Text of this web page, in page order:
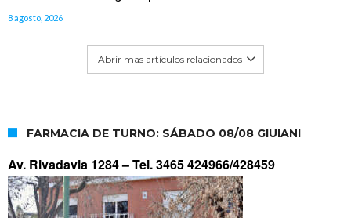
8 agosto, 2026
Abrir mas artículos relacionados
FARMACIA DE TURNO: SÁBADO 08/08 GIUIANI
Av. Rivadavia 1284 –Tel. 3465 424966/428459